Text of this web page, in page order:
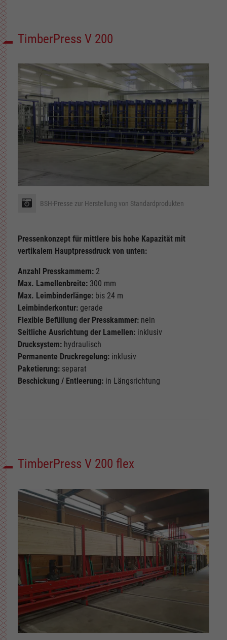
TimberPress V 200
BSH-Presse zur Herstellung von Standardprodukten
Pressenkonzept für mittlere bis hohe Kapazität mit
vertikalem Hauptpressdruck von unten:
Anzahl Presskammern: 2
Max. Lamellenbreite:300 mm
Max. Leimbinderlänge: bis 24 m
Leimbinderkontur: gerade
Flexible Befüllung der Presskammer:nein
Seitliche Ausrichtung der Lamellen:inklusiv
Drucksystem:hydraulisch
Permanente Druckregelung:inklusiv
Paketierung:separat
Beschickung / Entleerung:in Längsrichtung
TimberPress V 200 flex